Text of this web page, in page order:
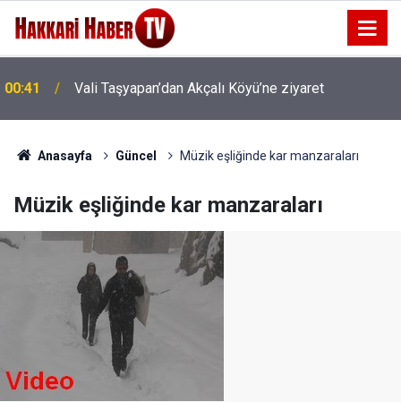
00:41 Vali Taşyapan’dan Akçalı Köyü’ne ziyaret
Anasayfa Güncel Müzik eşliğinde kar manzaraları
Müzik eşliğinde kar manzaraları